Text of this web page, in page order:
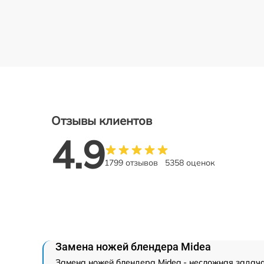
Отзывы клиентов
4.91799 отзывов 5358 оценок
Замена ножей блендера Midea